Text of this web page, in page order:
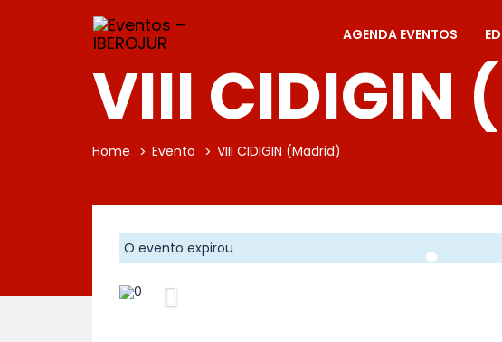
AGENDA EVENTOS
VIII CIDIGIN
Home Evento VIII CIDIGIN (Madrid)
O evento expirou
Anterior